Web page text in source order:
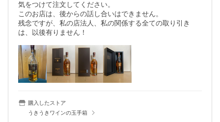
気をつけて注文してください。
このお店は、後からの話し合いはできません。
残念ですが、私の店法人、私の関係する全ての取り引き
は、以後有りません！
購入したストア
うきうきワインの玉手箱